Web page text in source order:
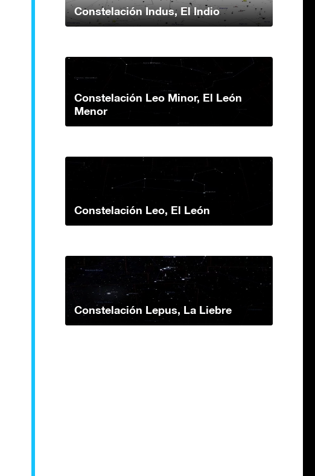
Constelación Indus, El Indio
Constelación Leo Minor, El León
Menor
Constelación Leo, El León
Constelación Lepus, La Liebre